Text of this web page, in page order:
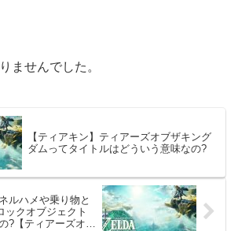
ませんでした。
【ティアキン】ティアーズオブザキング
ダムってタイトルはどういう意味なの?
ルハメや乗り物と
ックオブジェクト
?【ティアーズオブ